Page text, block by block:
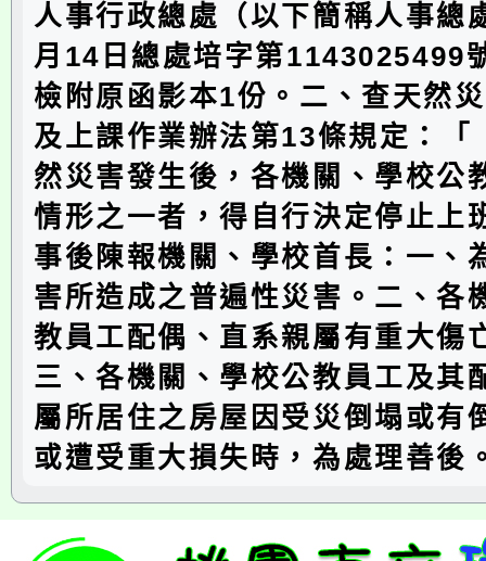
人事行政總處（以下簡稱人事總
月14日總處培字第1143025499
檢附原函影本1份。二、查天然
及上課作業辦法第13條規定：「
然災害發生後，各機關、學校公
情形之一者，得自行決定停止上
事後陳報機關、學校首長：一、
害所造成之普遍性災害。二、各
教員工配偶、直系親屬有重大傷
三、各機關、學校公教員工及其
屬所居住之房屋因受災倒塌或有
或遭受重大損失時，為處理善後